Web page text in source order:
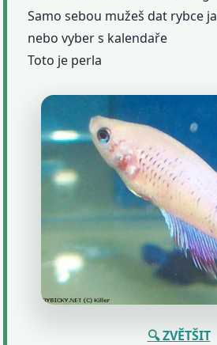
Samo sebou mužeš dat rybce
nebo vyber s kalendaře
Toto je perla
🔍 ZVĚTŠIT